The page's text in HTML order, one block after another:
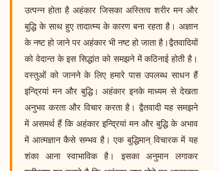
उत्पन्न होता है अहंकार जिसका अस्तित्व शरीर मन और
बुद्धि के साथ हुए तादात्म्य के कारण बना रहता है। अज्ञान
के नष्ट हो जाने पर अहंकार भी नष्ट हो जाता है।द्वैतवादियों
को वेदान्त के इस सिद्धांत को समझने में कठिनाई होती है।
वस्तुओं को जानने के लिए हमारे पास उपलब्ध साधन हैं
इन्द्रियां मन और बुद्धि। अहंकार इनके माध्यम से देखता
अनुभव करता और विचार करता है। द्वैतवादी यह समझने
में असमर्थ हैं कि अहंकार इन्द्रियां मन और बुद्धि के अभाव
में आत्मज्ञान कैसे सम्भव है। एक बुद्धिमान् विचारक में यह
शंका आना स्वाभाविक है। इसका अनुमान लगाकर